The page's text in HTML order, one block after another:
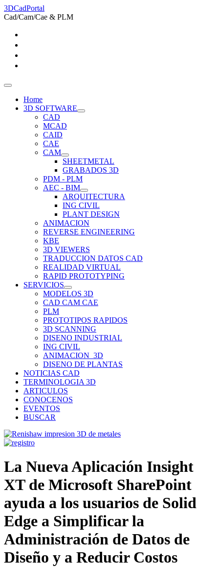
3DCadPortal
Cad/Cam/Cae & PLM
Home
3D SOFTWARE
CAD
MCAD
CAID
CAE
CAM
SHEETMETAL
GRABADOS 3D
PDM - PLM
AEC - BIM
ARQUITECTURA
ING CIVIL
PLANT DESIGN
ANIMACION
REVERSE ENGINEERING
KBE
3D VIEWERS
TRADUCCION DATOS CAD
REALIDAD VIRTUAL
RAPID PROTOTYPING
SERVICIOS
MODELOS 3D
CAD CAM CAE
PLM
PROTOTIPOS RAPIDOS
3D SCANNING
DISENO INDUSTRIAL
ING CIVIL
ANIMACION_3D
DISENO DE PLANTAS
NOTICIAS CAD
TERMINOLOGIA 3D
ARTICULOS
CONOCENOS
EVENTOS
BUSCAR
La Nueva Aplicación Insight
XT de Microsoft SharePoint
ayuda a los usuarios de Solid
Edge a Simplificar la
Administración de Datos de
Diseño y a Reducir Costos